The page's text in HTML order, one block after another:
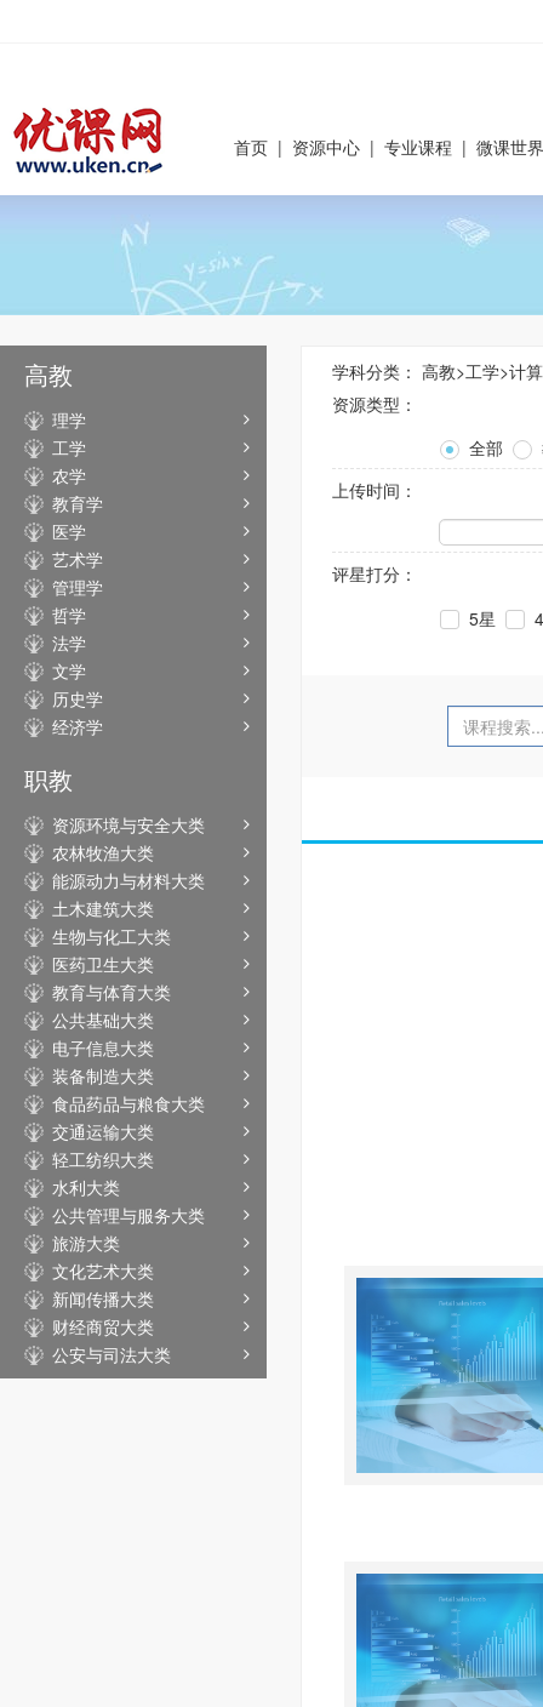
首页 | 资源中心 | 专业课程 | 微课世界
高教
理学
工学
农学
教育学
医学
艺术学
管理学
哲学
法学
文学
历史学
经济学
职教
资源环境与安全大类
农林牧渔大类
能源动力与材料大类
土木建筑大类
生物与化工大类
医药卫生大类
教育与体育大类
公共基础大类
电子信息大类
装备制造大类
食品药品与粮食大类
交通运输大类
轻工纺织大类
水利大类
公共管理与服务大类
旅游大类
文化艺术大类
新闻传播大类
财经商贸大类
公安与司法大类
学科分类： 高教>工学>计
资源类型：
全部
上传时间：
评星打分：
5星